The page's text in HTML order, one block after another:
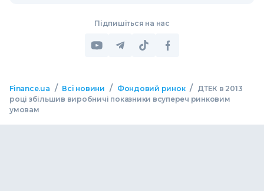
Підпишіться на нас
Finance.ua / Всі новини / Фондовий ринок / ДТЕК в 2013
році збільшив виробничі показники всупереч ринковим
умовам